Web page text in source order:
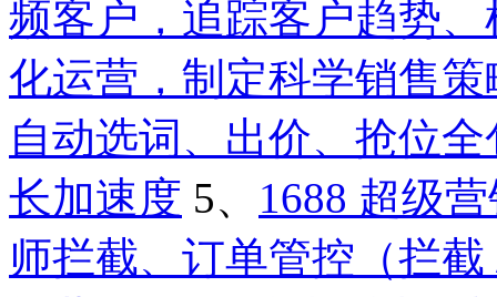
频客户，追踪客户趋势
化运营，制定科学销售
自动选词、出价、抢位
长加速度 5、 1688 超级
师拦截、订单管控（拦